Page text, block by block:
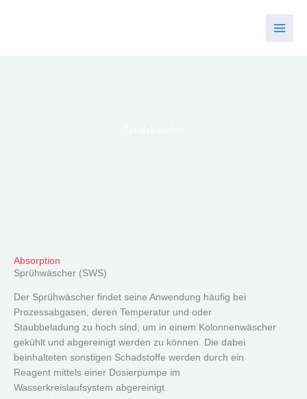
Absorption
Sprühwäscher (SWS)
Der Sprühwäscher findet seine Anwendung häufig bei
Prozessabgasen, deren Temperatur und oder
Staubbeladung zu hoch sind, um in einem Kolonnenwäscher
gekühlt und abgereinigt werden zu können. Die dabei
beinhalteten sonstigen Schadstoffe werden durch ein
Reagent mittels einer Dosierpumpe im
Wasserkreislaufsystem abgereinigt.